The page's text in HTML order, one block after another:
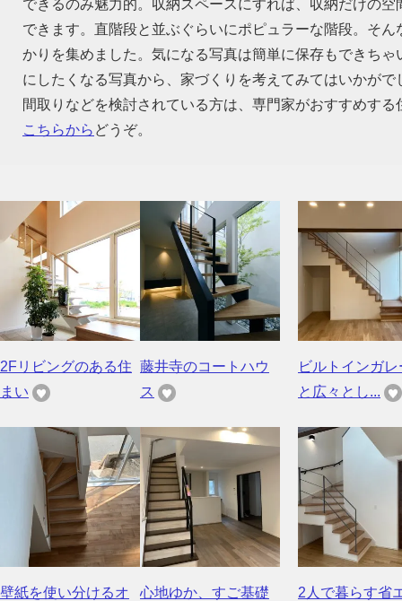
できるのみ魅力的。収納スペースにすれば、収納だけの
できます。直階段と並ぶぐらいにポピュラーな階段。そ
かりを集めました。気になる写真は簡単に保存もできち
にしたくなる写真から、家づくりを考えてみてはいかが
間取りなどを検討されている方は、専門家がおすすめす
こちらから どうぞ。
2Fリビングのある住
まい
藤井寺のコートハウ
ス
ビルトインガレ
と広々とし...
壁紙を使い分けるオ
心地ゆか、すご基礎
2人で暮らす省